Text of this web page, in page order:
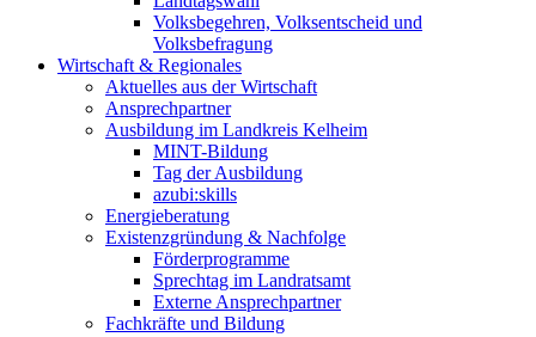
Volksbegehren, Volksentscheid und
Volksbefragung
Wirtschaft & Regionales
Aktuelles aus der Wirtschaft
Ansprechpartner
Ausbildung im Landkreis Kelheim
MINT-Bildung
Tag der Ausbildung
azubi:skills
Energieberatung
Existenzgründung & Nachfolge
Förderprogramme
Sprechtag im Landratsamt
Externe Ansprechpartner
Fachkräfte und Bildung